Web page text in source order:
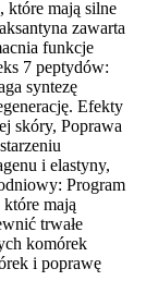
które mają silne
zawarta
funkcje
7 peptydów:
syntezę
Efekty
skóry, Poprawa
i elastyny,
Program
mają
trwałe
komórek
i poprawę